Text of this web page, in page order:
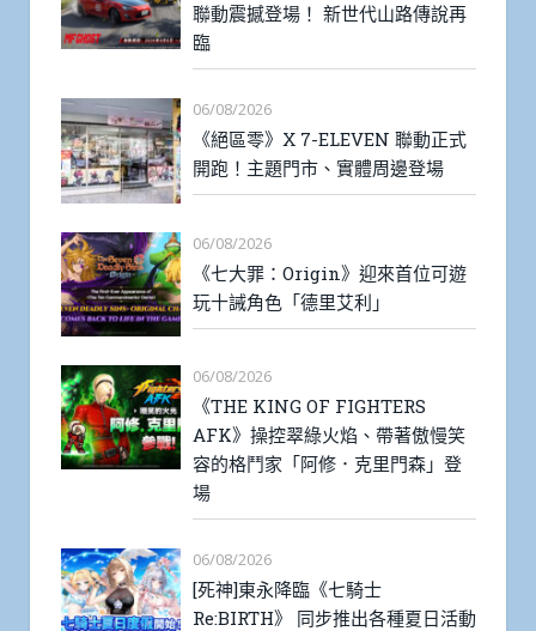
聯動震撼登場！ 新世代山路傳說再
臨
06/08/2026
《絕區零》X 7-ELEVEN 聯動正式
開跑！主題門市、實體周邊登場
06/08/2026
《七大罪：Origin》迎來首位可遊
玩十誡角色「德里艾利」
06/08/2026
《THE KING OF FIGHTERS
AFK》操控翠綠火焰、帶著傲慢笑
容的格鬥家「阿修．克里門森」登
場
06/08/2026
[死神]東永降臨《七騎士
Re:BIRTH》 同步推出各種夏日活動